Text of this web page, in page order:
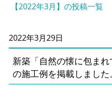
【2022年3月】の投稿一覧
2022年3月29日
新築「自然の懐に包まれ
の施工例を掲載しました。